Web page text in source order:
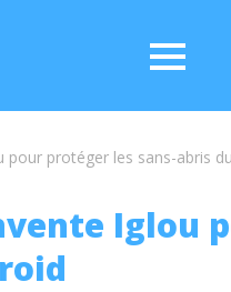
pour protéger les sans-abris
Iglou